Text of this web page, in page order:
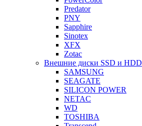
Predator
PNY
Sapphire
Sinotex
XFX
Zotac
Внешние диски SSD и HDD
SAMSUNG
SEAGATE
SILICON POWER
NETAC
WD
TOSHIBA